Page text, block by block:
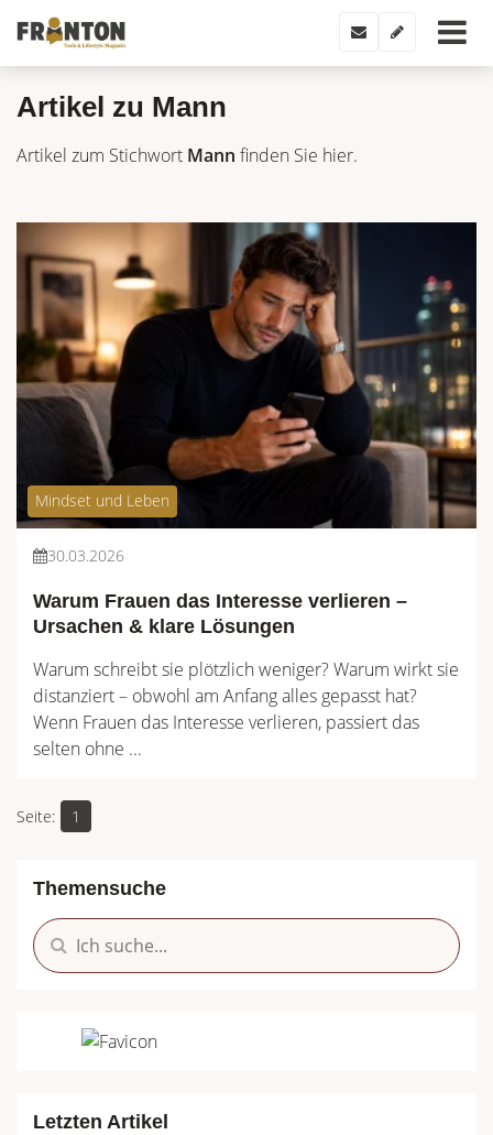
Artikel zu Mann
Artikel zum Stichwort Mann finden Sie hier.
Mindset und Leben
30.03.2026
Warum Frauen das Interesse verlieren –
Ursachen & klare Lösungen
Warum schreibt sie plötzlich weniger? Warum wirkt sie
distanziert – obwohl am Anfang alles gepasst hat?
Wenn Frauen das Interesse verlieren, passiert das
selten ohne ...
1
Themensuche
Letzten Artikel